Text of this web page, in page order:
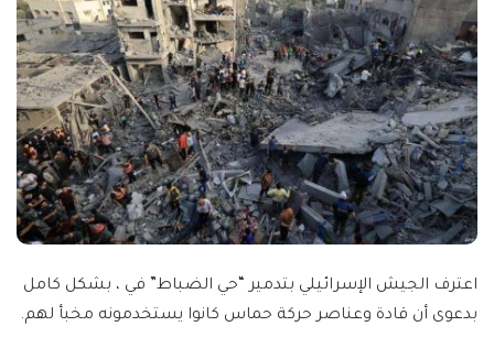
اعترف الجيش الإسرائيلي بتدمير “حي الضباط” في ، بشكل كامل
بدعوى أن قادة وعناصر حركة حماس كانوا يستخدمونه مخبأ لهم.